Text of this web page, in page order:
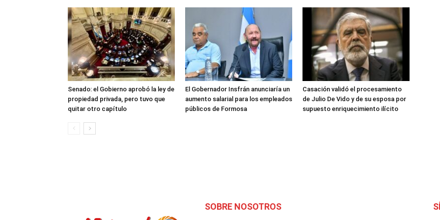
Senado: el Gobierno aprobó la ley de
propiedad privada, pero tuvo que
quitar otro capítulo
El Gobernador Insfrán anunciaría un
aumento salarial para los empleados
públicos de Formosa
Casación validó el procesamiento
de Julio De Vido y de su esposa por
supuesto enriquecimiento ilícito
SOBRE NOSOTROS